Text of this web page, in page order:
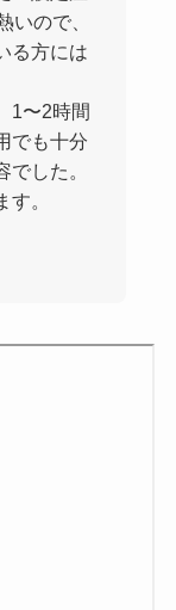
いので、
る方には
1〜2時間
でも十分
した。
。